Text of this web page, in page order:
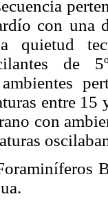
con una
quietud
de
entre
con